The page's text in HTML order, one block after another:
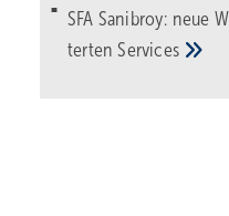
SFA Sanibroy: neue
tertenServices